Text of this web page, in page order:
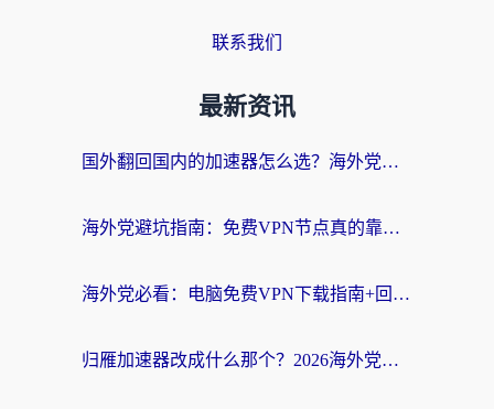
联系我们
最新资讯
国外翻回国内的加速器怎么选？海外党亲测实用指南，告别地域限制
海外党避坑指南：免费VPN节点真的靠谱吗？教你选对回国加速器无缝访问国内资源
海外党必看：电脑免费VPN下载指南+回国加速器选择全攻略，告别地区限制
归雁加速器改成什么那个？2026海外党回国加速全攻略：告别地区限制，轻松刷剧玩游戏